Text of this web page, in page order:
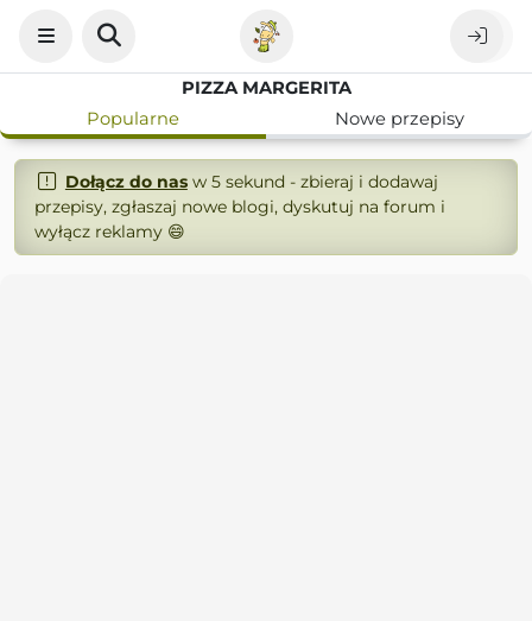
PIZZA MARGERITA
Popularne
Nowe przepisy
Dołącz do nasw 5 sekund - zbieraj i dodawaj
przepisy, zgłaszaj nowe blogi, dyskutuj na forum i
wyłącz reklamy 😄